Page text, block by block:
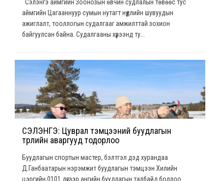
Сэлэнгэ аймгийн Зоонозын өвчин судлалын төвөөс тус
аймгийн Цагааннуур сумын нутагт нүүдлийн шувуудын
ажиглалт, тооллогын судалгааг амжилттай зохион
байгуулсан байна. Судалгааны хүрээнд ту...
СЭЛЭНГЭ: Цуврал тэмцээний буудлагын
төрлийн аваргууд тодорлоо
Буудлагын спортын мастер, бэлтгэл дэд хурандаа
Д.Ганбаатарын нэрэмжит буудлагын тэмцээн Хилийн
цэргийн 0101 дүгээр ангийн буудлагын талбайд боллоо.